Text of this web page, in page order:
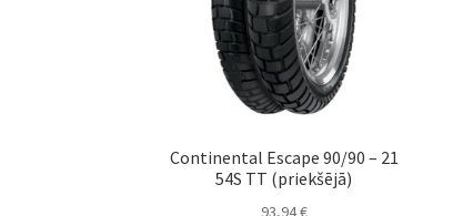
Continental Escape 90/90 – 21
54S TT (priekšējā)
93,94€